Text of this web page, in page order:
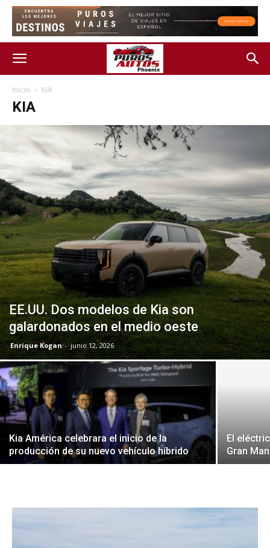
Inicio KIA
KIA
EE.UU. Dos modelos de Kia son
galardonados en el medio oeste
Enrique Kogan - junio 12, 2026
Kia América celebrara el inicio de la
producción de su nuevo vehículo híbrido
El
Gran